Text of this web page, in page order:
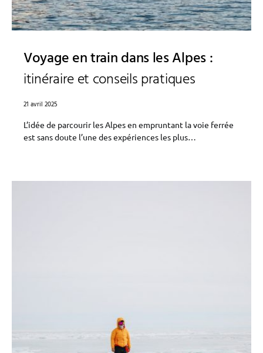
Voyage en train dans les Alpes :
itinéraire et conseils pratiques
21 avril 2025
L’idée de parcourir les Alpes en empruntant la voie ferrée
est sans doute l’une des expériences les plus…